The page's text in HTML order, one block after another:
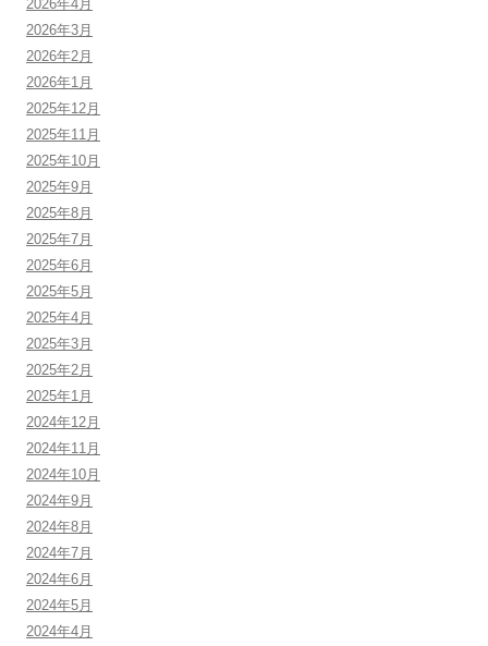
2026年4月
2026年3月
2026年2月
2026年1月
2025年12月
2025年11月
2025年10月
2025年9月
2025年8月
2025年7月
2025年6月
2025年5月
2025年4月
2025年3月
2025年2月
2025年1月
2024年12月
2024年11月
2024年10月
2024年9月
2024年8月
2024年7月
2024年6月
2024年5月
2024年4月